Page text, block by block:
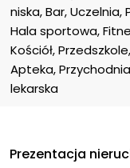
niska, Bar, Uczelnia,
Hala sportowa,
Kościół,
Apteka, Przychodnia
lekarska
Prezentacja